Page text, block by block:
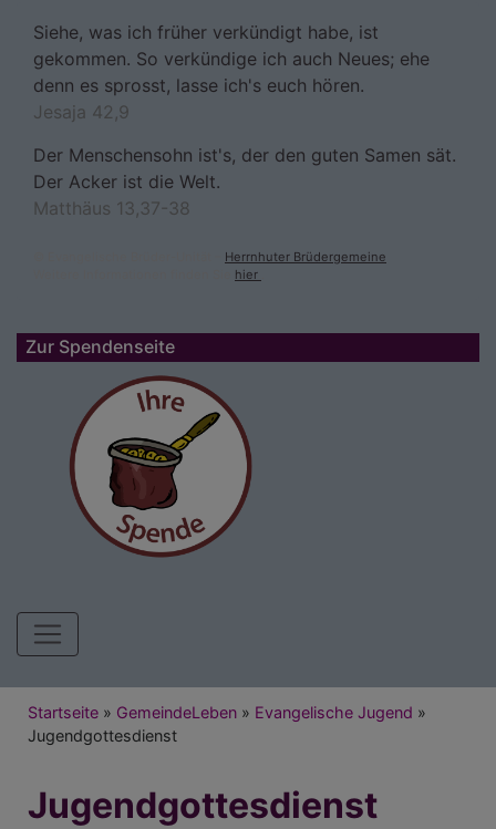
Siehe, was ich früher verkündigt habe, ist
gekommen. So verkündige ich auch Neues; ehe
denn es sprosst, lasse ich's euch hören.
Jesaja 42,9
Der Menschensohn ist's, der den guten Samen sät.
Der Acker ist die Welt.
Matthäus 13,37-38
Herrnhuter Brüdergemeine
hier
Zur Spendenseite
Hauptnavigation
Breadcrumb
Startseite GemeindeLeben
Evangelische Jugend
Jugendgottesdienst
Jugendgottesdienst